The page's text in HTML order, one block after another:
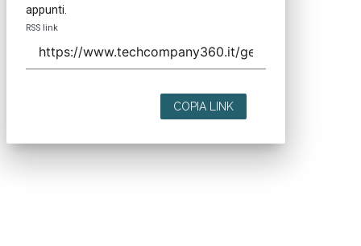
appunti.
RSS link
COPIA LINK